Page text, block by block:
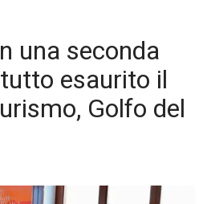
una seconda
esaurito il
Golfo del